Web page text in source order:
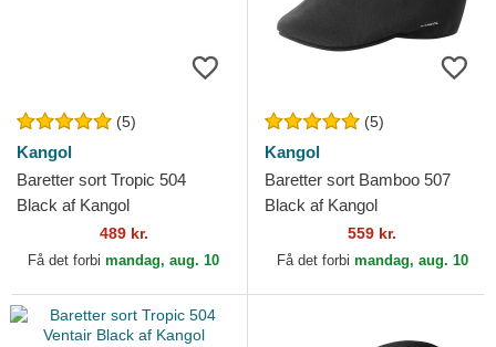
(5)
Kangol
Baretter sort Tropic 504
Black af Kangol
489 kr.
Få det forbi mandag, aug. 10
(5)
Kangol
Baretter sort Bamboo 507
Black af Kangol
559 kr.
Få det forbi mandag, aug. 10